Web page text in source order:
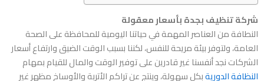
شركة تنظيف بجدة بأسعار معقولة
النطافة من العناصر المهمة في حياتنا اليومية للمحافظة على الصحة
العامة، ولتوفر بيئة مريحة للنفس، لكننا بسبب الوقت الضيق وارتفاع أسعار
الشركات نجد أنفسنا غير قادرين على توفير الوقت والمال للقيام بمهام
النظافة الدوريةبكل سهولة، وينتج عن تراكم الأتربة والأوساخ مظهر غير